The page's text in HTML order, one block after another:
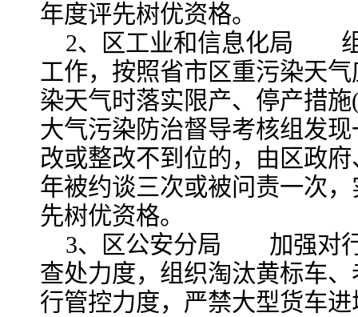
年度评先树优资格。
2、区工业和信息化局 组
工作，按照省市区重污染天
染天气时落实限产、停产措
大气污染防治督导考核组发
改或整改不到位的，由区政
年被约谈三次或被问责一次
先树优资格。
3、区公安分局 加强对行
查处力度，组织淘汰黄标车
行管控力度，严禁大型货车